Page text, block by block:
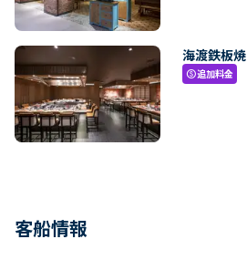
海渡鉄板焼
paid追加料金
客船情報